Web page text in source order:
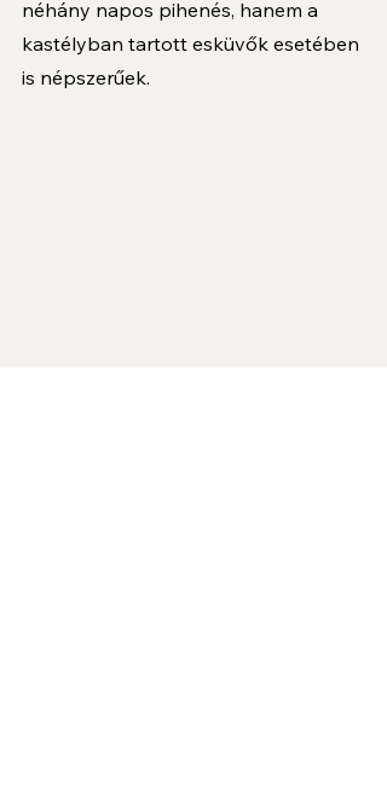
néhány napos pihenés, hanem a
kastélyban tartott esküvők esetében
is népszerűek.